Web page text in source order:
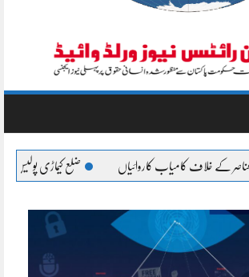
ضلع کیماڑی پولیس کی کارروائی، نان کسٹم پیڈ چھالیہ سے